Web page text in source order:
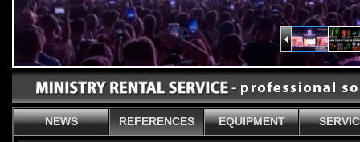
NEWS REFERENCES EQUIPMENT